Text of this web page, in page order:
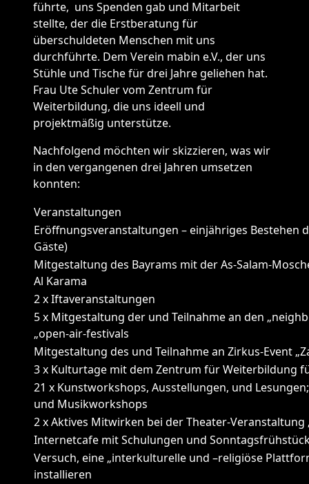
führte, uns Spenden gab und Mitarbeit
stellte, der die Erstberatung für
überschuldeten Menschen mit uns
durchführte. Dem Verein mabin e.V., der uns
Stühle und Tische für drei Jahre geliehen hat.
Frau Ute Schuler vom Zentrum für
Weiterbildung, die uns ideell und
projektmäßig unterstütze.
Nachfolgend möchten wir skizzieren, was wir
in den vergangenen drei Jahren umsetzen
konnten:
Veranstaltungen
Eröffnungsveranstaltungen – einjähriges Bestehen
Gäste)
Mitgestaltung des Bayrams mit der As-Salam-
Al Karama
2 x Iftaveranstaltungen
5 x Mitgestaltung der und Teilnahme an den
„open-air-festivals
Mitgestaltung des und Teilnahme an Zirkus-Event
3 x Kulturtage mit dem Zentrum für Weiterbildung
21 x Kunstworkshops, Ausstellungen, und
und Musikworkshops
2 x Aktives Mitwirken bei der Theater-Veranstaltung
Internetcafe mit Schulungen und Sonntagsfrühstück
Versuch, eine „interkulturelle und –religiöse
installieren